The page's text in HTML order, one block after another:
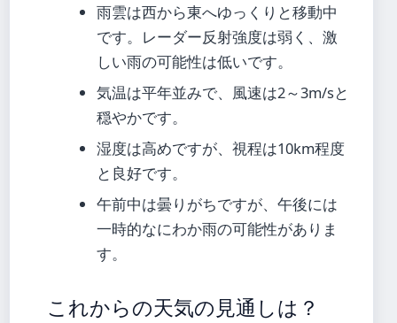
雨雲は西から東へゆっくりと移動中
です。レーダー反射強度は弱く、激
しい雨の可能性は低いです。
気温は平年並みで、風速は2～3m/sと
穏やかです。
湿度は高めですが、視程は10km程度
と良好です。
午前中は曇りがちですが、午後には
一時的なにわか雨の可能性がありま
す。
これからの天気の見通しは？